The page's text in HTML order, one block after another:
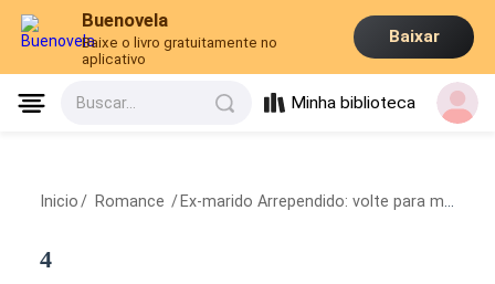
Buenovela
Baixe o livro gratuitamente no
aplicativo
Baixar
Buscar... Minha biblioteca
Inicio / Romance / Ex-marido Arrependido: volte para mim, querida
4